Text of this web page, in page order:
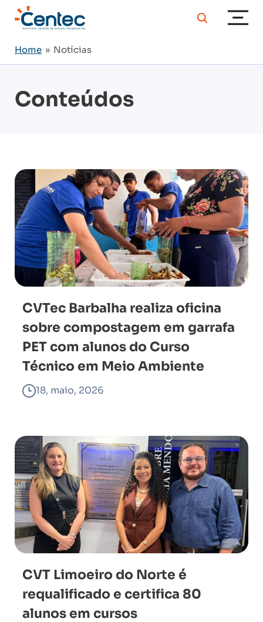
Home » Notícias
Conteúdos
CVTec Barbalha realiza oficina
sobre compostagem em garrafa
PET com alunos do Curso
Técnico em Meio Ambiente
18, maio, 2026
CVT Limoeiro do Norte é
requalificado e certifica 80
alunos em cursos